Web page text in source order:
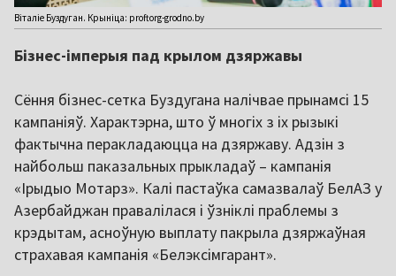
Віталіе Буздуган. Крыніца: proftorg-grodno.by
Бізнес-імперыя пад крылом дзяржавы
Сёння бізнес-сетка Буздугана налічвае прынамсі 15
кампаніяў. Характэрна, што ў многіх з іх рызыкі
фактычна перакладаюцца на дзяржаву. Адзін з
найбольш паказальных прыкладаў – кампанія
«Ірыдыо Мотарз». Калі пастаўка самазвалаў БелАЗ у
Азербайджан правалілася і ўзніклі праблемы з
крэдытам, асноўную выплату пакрыла дзяржаўная
страхавая кампанія «Белэксімгарант».